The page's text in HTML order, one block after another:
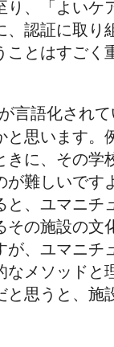
り、「よいケ
、認証に取り
ことはすごく
言語化されて
と思います。
きに、その学
が難しいです
と、ユマニチ
その施設の文
が、ユマニチ
なメソッドと
と思うと、施